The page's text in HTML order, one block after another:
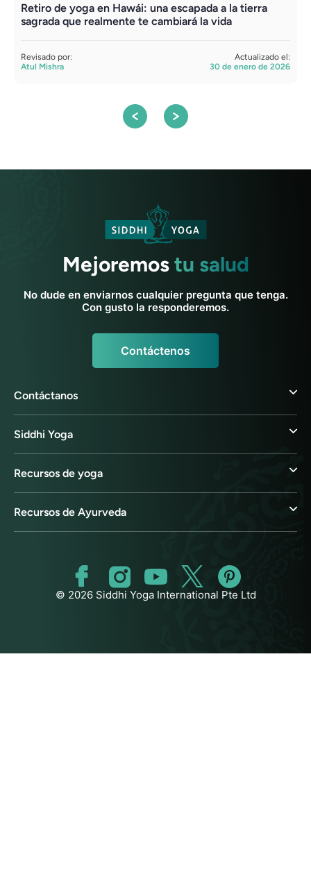
Retiro de yoga en Hawái: una escapada a la tierra
sagrada que realmente te cambiará la vida
Revisado por:
Atul Mishra
Actualizado el:
30 de enero de 2026
Mejoremostu salud
No dude en enviarnos cualquier pregunta que tenga.
Con gusto la responderemos.
Contáctenos
Contáctanos
Siddhi Yoga
Recursos de yoga
Recursos de Ayurveda
© 2026 Siddhi Yoga International Pte Ltd